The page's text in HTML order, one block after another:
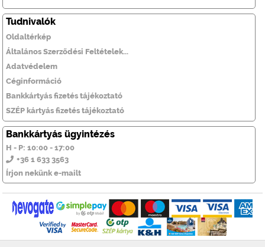
Tudnivalók
Oldaltérkép
Általános Szerződési Feltételek...
Adatvédelem
Céginformáció
Bankkártyás fizetés tájékoztató
SZÉP kártyás fizetés tájékoztató
Bankkártyás ügyintézés
H - P: 10:00 - 17:00
+36 1 633 3563
Írjon nekünk e-mailt